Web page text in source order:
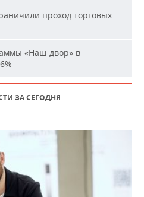
проход торговых
«Наш двор» в
ЗА СЕГОДНЯ